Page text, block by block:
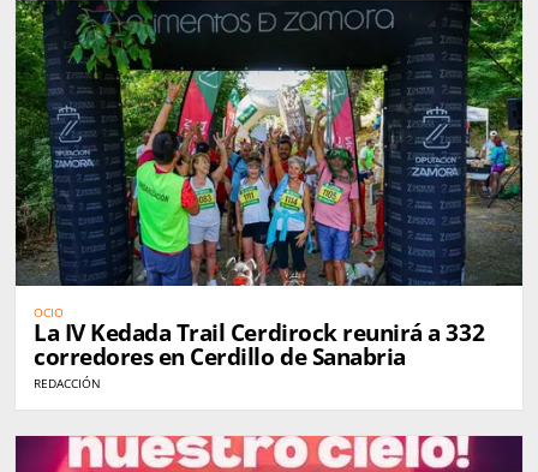
OCIO
La IV Kedada Trail Cerdirock reunirá a 332
corredores en Cerdillo de Sanabria
REDACCIÓN